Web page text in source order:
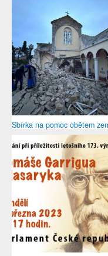
Sbírka na pomoc obětem